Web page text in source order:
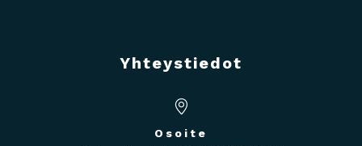
Yhteystiedot
Osoite